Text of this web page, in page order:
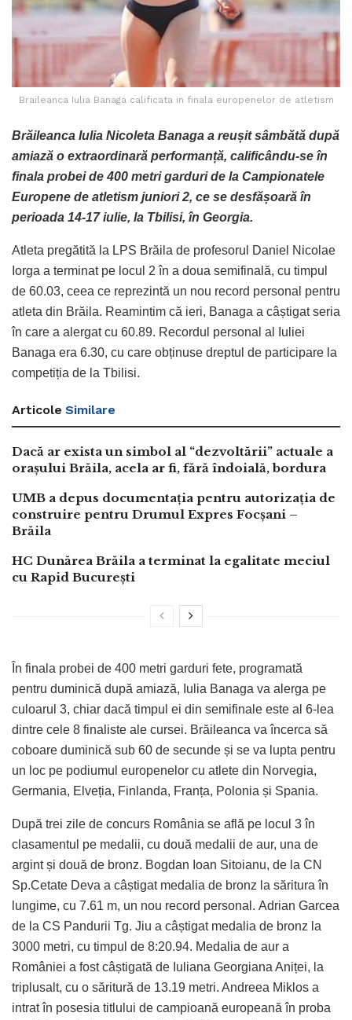
Braileanca Iulia Banaga calificata in finala europenelor de atletism
Brăileanca Iulia Nicoleta Banaga a reușit sâmbătă după
amiază o extraordinară performanță, calificându-se în
finala probei de 400 metri garduri de la Campionatele
Europene de atletism juniori 2, ce se desfășoară în
perioada 14-17 iulie, la Tbilisi, în Georgia.
Atleta pregătită la LPS Brăila de profesorul Daniel Nicolae
Iorga a terminat pe locul 2 în a doua semifinală, cu timpul
de 60.03, ceea ce reprezintă un nou record personal pentru
atleta din Brăila. Reamintim că ieri, Banaga a câștigat seria
în care a alergat cu 60.89. Recordul personal al Iuliei
Banaga era 6.30, cu care obținuse dreptul de participare la
competiția de la Tbilisi.
Articole Similare
Dacă ar exista un simbol al “dezvoltării” actuale a
orașului Brăila, acela ar fi, fără îndoială, bordura
UMB a depus documentația pentru autorizația de
construire pentru Drumul Expres Focșani –
Brăila
HC Dunărea Brăila a terminat la egalitate meciul
cu Rapid București
În finala probei de 400 metri garduri fete, programată
pentru duminică după amiază, Iulia Banaga va alerga pe
culoarul 3, chiar dacă timpul ei din semifinale este al 6-lea
dintre cele 8 finaliste ale cursei. Brăileanca va încerca să
coboare duminică sub 60 de secunde și se va lupta pentru
un loc pe podiumul europenelor cu atlete din Norvegia,
Germania, Elveția, Finlanda, Franța, Polonia și Spania.
După trei zile de concurs România se află pe locul 3 în
clasamentul pe medalii, cu două medalii de aur, una de
argint și două de bronz. Bogdan Ioan Sitoianu, de la CN
Sp.Cetate Deva a câștigat medalia de bronz la săritura în
lungime, cu 7.61 m, un nou record personal. Adrian Garcea
de la CS Pandurii Tg. Jiu a câștigat medalia de bronz la
3000 metri, cu timpul de 8:20.94. Medalia de aur a
României a fost câștigată de Iuliana Georgiana Aniței, la
triplusalt, cu o săritură de 13.19 metri. Andreea Miklos a
intrat în posesia titlului de campioană europeană în proba